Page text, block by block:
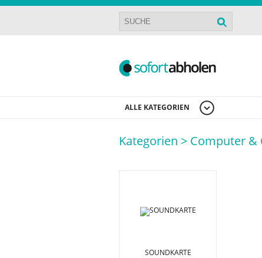
ALLE KATEGORIEN
Kategorien > Computer &
SOUNDKARTE